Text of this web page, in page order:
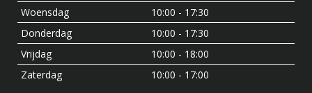
Woensdag
10:00 - 17:30
Donderdag
10:00 - 17:30
Vrijdag
10:00 - 18:00
Zaterdag
10:00 - 17:00